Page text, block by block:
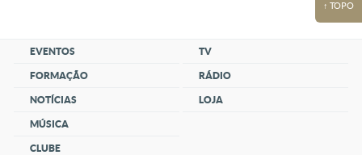
↑ TOPO
EVENTOS
FORMAÇÃO
NOTÍCIAS
MÚSICA
CLUBE
TV
RÁDIO
LOJA